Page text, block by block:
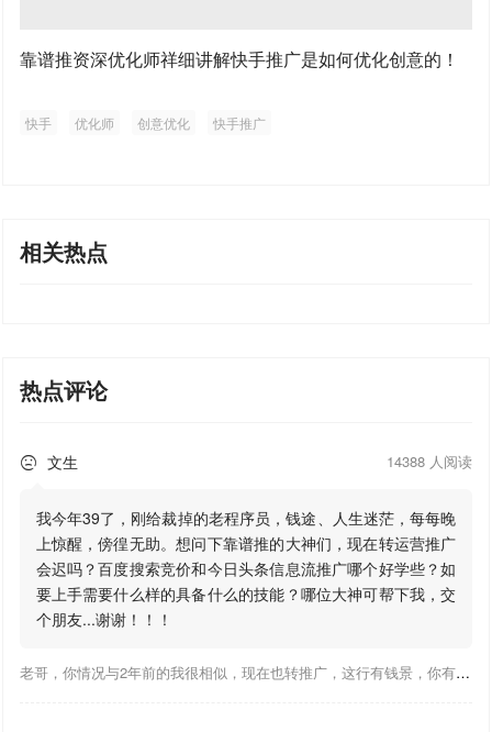
靠谱推资深优化师祥细讲解快手推广是如何优化创意的！
快手 优化师 创意优化 快手推广
相关热点
热点评论
 文生 14388 人阅读
我今年39了，刚给裁掉的老程序员，钱途、人生迷茫，每每晚
上惊醒，傍徨无助。想问下靠谱推的大神们，现在转运营推广
会迟吗？百度搜索竞价和今日头条信息流推广哪个好学些？如
要上手需要什么样的具备什么的技能？哪位大神可帮下我，交
个朋友...谢谢！！！
老哥，你情况与2年前的我很相似，现在也转推广，这行有钱景，你有基础上手会比较快，不必担心。至于学竞价还是信息流哪个好，我是信息流广告入手，现在迷上靠谱推关注大神们的营销推广干货。有空你也可多泡下这站，真能学到不少东西；希望可以帮到你！